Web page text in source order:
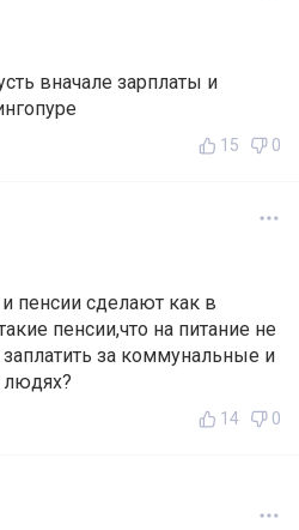
вначале зарплаты и
15 0
пенсии сделают как в
пенсии,что на питание не
за коммунальные и
людях?
14 0